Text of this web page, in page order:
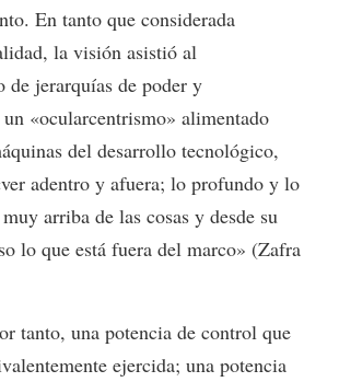
En tanto que considerada
la visión asistió al
de jerarquías de poder y
«ocularcentrismo» alimentado
del desarrollo tecnológico,
adentro y afuera; lo profundo y lo
arriba de las cosas y desde su
lo que está fuera del marco» (Zafra
tanto, una potencia de control que
ejercida; una potencia